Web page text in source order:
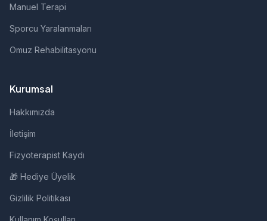
Manuel Terapi
Sporcu Yaralanmaları
Omuz Rehabilitasyonu
Kurumsal
Hakkımızda
İletişim
Fizyoterapist Kaydı
🎁 Hediye Üyelik
Gizlilik Politikası